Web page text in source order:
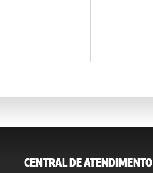
CENTRAL DE ATENDIMENTO